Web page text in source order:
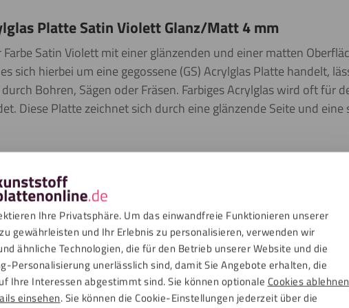
Ihre Privatsphäre. Um das einwandfreie Funktionieren unserer
gewährleisten und Ihr Erlebnis zu personalisieren, verwenden wir
ähnliche Technologien, die für den Betrieb unserer Website und die
Personalisierung unerlässlich sind, damit Sie Angebote erhalten, die
Ihre Interessen abgestimmt sind. Sie können optionaleCookies ablehnen
einsehen. Sie können die Cookie-Einstellungen jederzeit über die
Platte Satin Violett Glanz/Matt 4 mm
SatinViolettmit einer glänzenden und einer matten
sich hierbei um eine gegossene (GS) Acrylglas Platte handelt,
Bohren, Sägen oder Fräsen. Farbiges Acrylglas wird oft für
Diese Platte zeichnet sich durch eine glänzende Seite und
Glanz/Matteffekt sind nicht nur 30-mal stärker als traditionelles Glas,
UV-beständig, wodurch sie sowohl für den Innen- als auch den
Maß für Sie zugeschnitten. Bitte beachten Sie, dass die Plattendicke
zu vermeiden, wird das Material auf beiden Seiten mit einer